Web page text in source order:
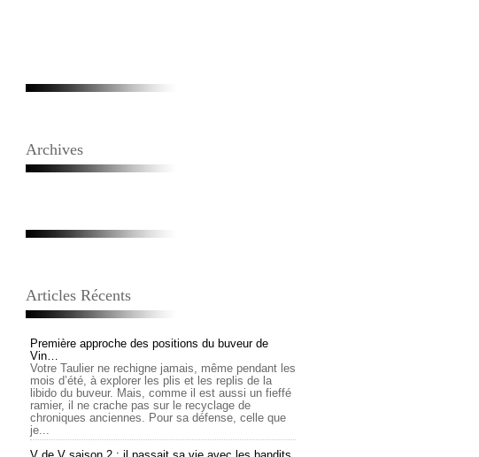
Archives
Articles Récents
Première approche des positions du buveur de
Vin…
Votre Taulier ne rechigne jamais, même pendant les
mois d’été, à explorer les plis et les replis de la
libido du buveur. Mais, comme il est aussi un fieffé
ramier, il ne crache pas sur le recyclage de
chroniques anciennes. Pour sa défense, celle que
je...